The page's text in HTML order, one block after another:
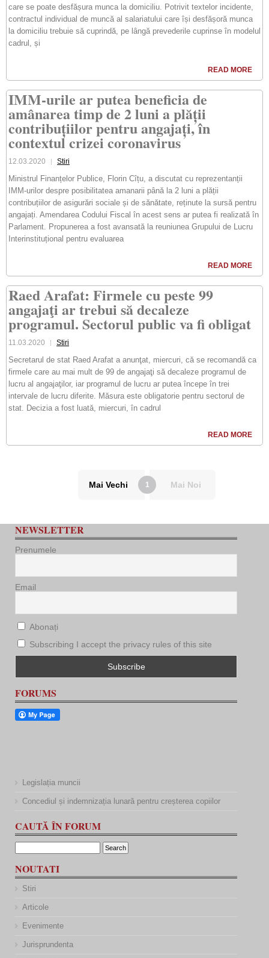
care se poate desfășura munca la domiciliu. Potrivit textelor incidente,
contractul individual de muncă al salariatului care își desfășoră munca
la domiciliu trebuie să cuprindă, pe lângă prevederile cuprinse în modelul
cadrul, și
READ MORE
IMM-urile ar putea beneficia de
amânarea timp de 2 luni a plății
contribuțiilor pentru angajați, în
contextul crizei coronavirus
12.03.2020 Stiri
Ministrul Finanțelor Publice, Florin Cîțu, a discutat cu reprezentanții
IMM-urilor despre posibilitatea amanarii până la 2 luni a plății
contribuțiilor de asigurări sociale și de sănătate, reținute la sursă pentru
angajați. Amendarea Codului Fiscal în acest sens ar putea fi realizată în
Parlament. Propunerea a fost avansată la reuniunea Grupului de Lucru
Interinstituțional pentru evaluarea
READ MORE
Raed Arafat: Firmele cu peste 99
angajaţi ar trebui să decaleze
programul. Sectorul public va fi obligat
11.03.2020 Stiri
Secretarul de stat Raed Arafat a anunţat, miercuri, că se recomandă ca
firmele care au mai mult de 99 de angajaţi să decaleze programul de
lucru al angajaţilor, iar programul de lucru ar putea începe în trei
intervale de lucru diferite. Măsura este obligatorie pentru sectorul de
stat. Decizia a fost luată, miercuri, în cadrul
READ MORE
Mai Vechi 1 Mai Noi
NEWSLETTER
Prenumele
Email
Abonați
Subscribing I accept the privacy rules of this site
FORUMS
Legislația muncii
Concediul și indemnizația lunară pentru creșterea copiilor
CAUTĂ ÎN FORUM
NOUTATI
Stiri
Articole
Evenimente
Jurisprundenta